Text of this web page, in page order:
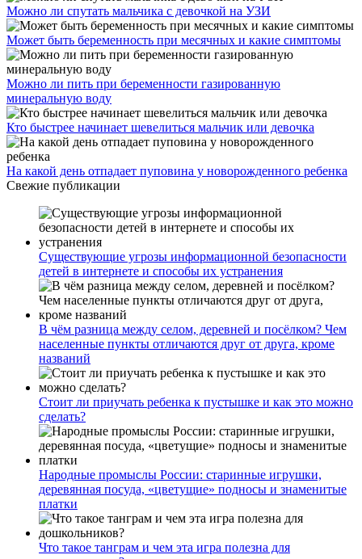
Можно ли спутать мальчика с девочкой на УЗИ
Может быть беременность при месячных и какие симптомы
Можно ли пить при беременности газированную
минеральную воду
Кто быстрее начинает шевелиться мальчик или девочка
На какой день отпадает пуповина у новорожденного ребенка
Свежие публикации
Существующие угрозы информационной безопасности
детей в интернете и способы их устранения
В чём разница между селом, деревней и посёлком? Чем
населенные пункты отличаются друг от друга, кроме
названий
Стоит ли приучать ребенка к пустышке и как это можно
сделать?
Народные промыслы России: старинные игрушки,
деревянная посуда, «цветущие» подносы и знаменитые
платки
Что такое танграм и чем эта игра полезна для